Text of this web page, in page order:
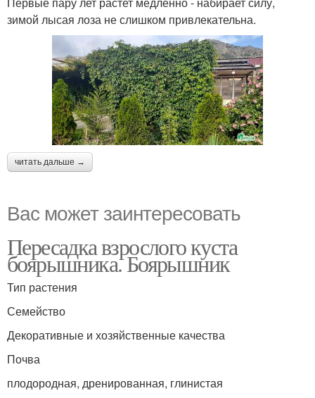
зимой лысая лоза не слишком привлекательна.
читать дальше →
Вас может заинтересовать
Пересадка взрослого куста
боярышника. Боярышник
Тип растения
Семейство
Декоративные и хозяйственные качества
Почва
плодородная, дренированная, глинистая